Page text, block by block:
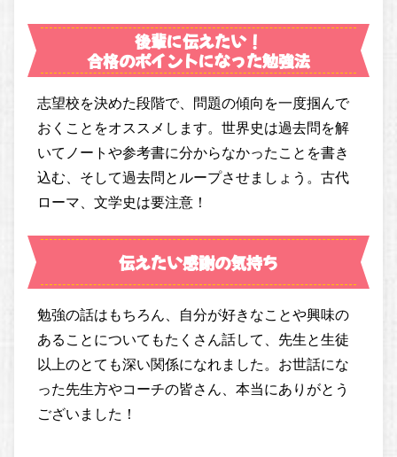
後輩に伝えたい！
合格のポイントになった勉強法
志望校を決めた段階で、問題の傾向を一度掴んで
おくことをオススメします。世界史は過去問を解
いてノートや参考書に分からなかったことを書き
込む、そして過去問とループさせましょう。古代
ローマ、文学史は要注意！
伝えたい感謝の気持ち
勉強の話はもちろん、自分が好きなことや興味の
あることについてもたくさん話して、先生と生徒
以上のとても深い関係になれました。お世話にな
った先生方やコーチの皆さん、本当にありがとう
ございました！